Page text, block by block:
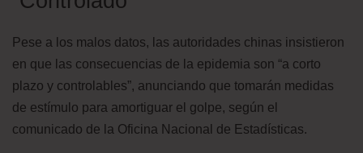
Pese a los malos datos, las autoridades chinas insistieron
en que las consecuencias de la epidemia son “a corto
plazo y controlables”, anunciando que tomarán medidas
de estímulo para amortiguar el golpe, según el
comunicado de la Oficina Nacional de Estadísticas.